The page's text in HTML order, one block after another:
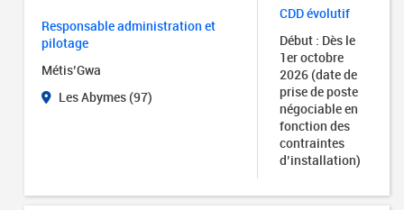
Responsable administration et
pilotage
Métis’Gwa
Les Abymes (97)
CDD évolutif
Début : Dès le
1er octobre
2026 (date de
prise de poste
négociable en
fonction des
contraintes
d’installation)